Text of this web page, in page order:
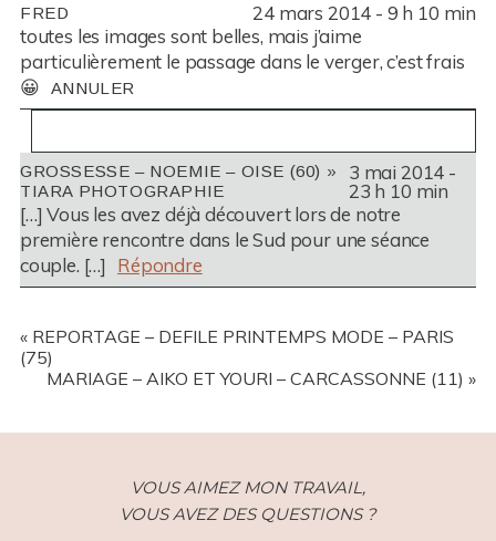
REQUIRED FIELDS ARE MARKED *
POST COMMENT
FRED
24 mars 2014 - 9 h 10 min
toutes les images sont belles, mais j’aime
particulièrement le passage dans le verger, c’est frais
😀
ANNULER
YOUR EMAIL ISNEVERPUBLISHED OR SHARED.
REQUIRED FIELDS ARE MARKED *
GROSSESSE – NOEMIE – OISE (60) »
TIARA PHOTOGRAPHIE
3 mai 2014 -
23 h 10 min
[…] Vous les avez déjà découvert lors de notre
première rencontre dans le Sud pour une séance
couple. […]
Répondre
« REPORTAGE – DEFILE PRINTEMPS MODE – PARIS
(75)
MARIAGE – AIKO ET YOURI – CARCASSONNE (11) »
VOUS AIMEZ MON TRAVAIL,
VOUS AVEZ DES QUESTIONS ?